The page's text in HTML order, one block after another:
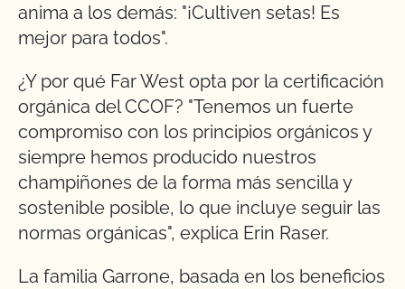
anima a los demás: "¡Cultiven setas! Es
mejor para todos".
¿Y por qué Far West opta por la certificación
orgánica del CCOF? "Tenemos un fuerte
compromiso con los principios orgánicos y
siempre hemos producido nuestros
champiñones de la forma más sencilla y
sostenible posible, lo que incluye seguir las
normas orgánicas", explica Erin Raser.
La familia Garrone, basada en los beneficios